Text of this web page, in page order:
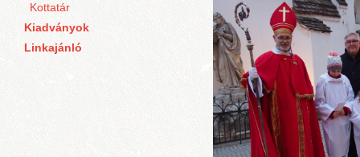
Kottatár
Kiadványok
Linkajánló